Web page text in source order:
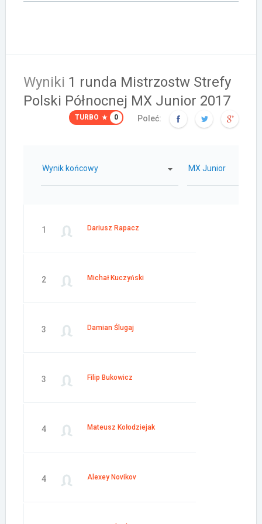
Wyniki 1 runda Mistrzostw Strefy
Polski Północnej MX Junior 2017
TURBO 0 Poleć:
Wynik końcowy MX Junior
1 Dariusz Rapacz
2 Michał Kuczyński
3 Damian Ślugaj
3 Filip Bukowicz
4 Mateusz Kołodziejak
4 Alexey Novikov